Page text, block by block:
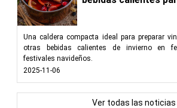
Una caldera compacta ideal para preparar
otras bebidas calientes de invierno en
festivales navideños.
2025-11-06
Ver todas las noticias